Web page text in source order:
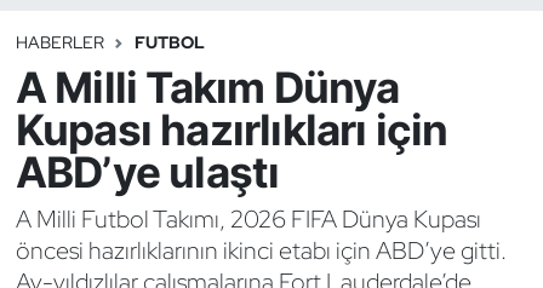
HABERLER FUTBOL
A Milli Takım Dünya
Kupası hazırlıkları için
ABD’ye ulaştı
A Milli Futbol Takımı, 2026 FIFA Dünya Kupası
öncesi hazırlıklarının ikinci etabı için ABD’ye gitti.
Binicilik
Bisiklet
Bocce Bowling Dart
Boks